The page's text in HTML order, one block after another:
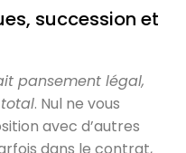
succession et
pansement légal,
. Nul ne vous
avec d’autres
dans le contrat,